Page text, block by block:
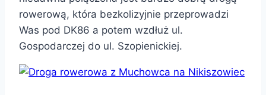
rowerową, która bezkolizyjnie przeprowadzi
Was pod DK86 a potem wzdłuż ul.
Gospodarczej do ul. Szopienickiej.